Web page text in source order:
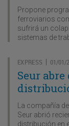
Propone
ferroviarios
sufrirá un
sistemas de
EXPRESS | 01/01/
Seur
La compañía
Seur abrió
distribución en